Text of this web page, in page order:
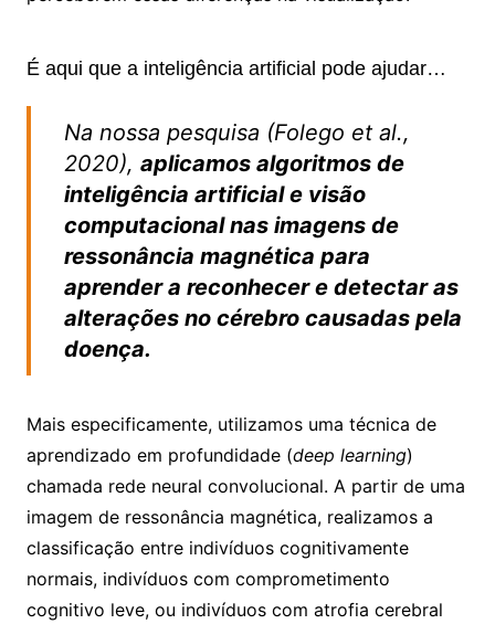
É aqui que a inteligência artificial pode ajudar…
Na nossa pesquisa (Folego et al.,
2020), aplicamos algoritmos de
inteligência artificial e visão
computacional nas imagens de
ressonância magnética para
aprender a reconhecer e detectar as
alterações no cérebro causadas pela
doença.
Mais especificamente, utilizamos uma técnica de
aprendizado em profundidade (deep learning)
chamada rede neural convolucional. A partir de uma
imagem de ressonância magnética, realizamos a
classificação entre indivíduos cognitivamente
normais, indivíduos com comprometimento
cognitivo leve, ou indivíduos com atrofia cerebral